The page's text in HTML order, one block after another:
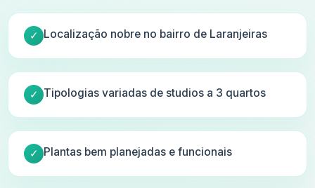
Localização nobre no bairro de Laranjeiras
Tipologias variadas de studios a 3 quartos
Plantas bem planejadas e funcionais